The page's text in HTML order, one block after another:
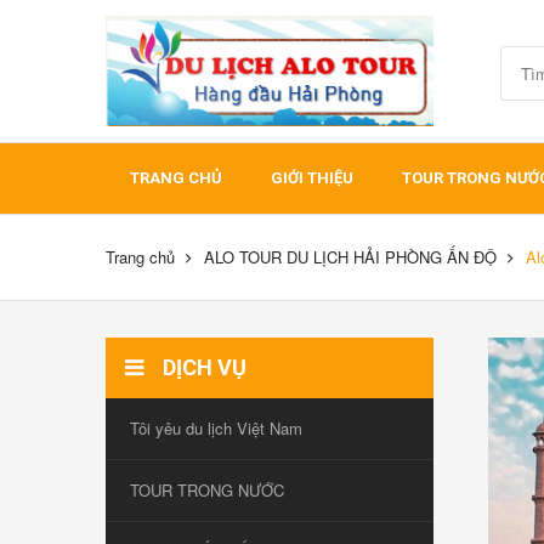
TRANG CHỦ GIỚI THIỆU TOUR TRONG
Trang chủ ALO TOUR DU LỊCH HẢI PHÒNG ẤN ĐỘ
DỊCH VỤ
Tôi yêu du lịch Việt Nam
TOUR TRONG NƯỚC